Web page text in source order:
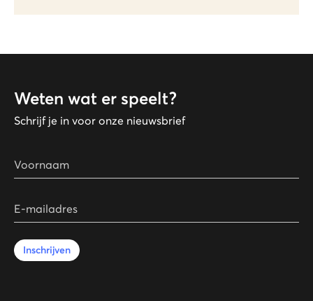
Weten wat er speelt?
Schrijf je in voor onze nieuwsbrief
Voornaam
E-mailadres
Inschrijven